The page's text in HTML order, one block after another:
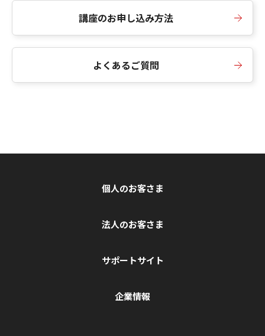
講座のお申し込み方法
よくあるご質問
個人のお客さま
法人のお客さま
サポートサイト
企業情報